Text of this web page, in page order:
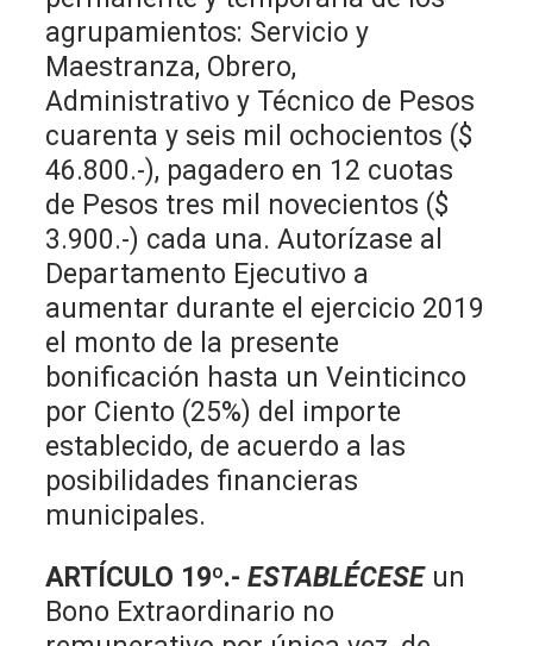
agrupamientos: Servicio y
Maestranza, Obrero,
Administrativo y Técnico de Pesos
cuarenta y seis mil ochocientos ($
46.800.-), pagadero en 12 cuotas
de Pesos tres mil novecientos ($
3.900.-) cada una. Autorízase al
Departamento Ejecutivo a
aumentar durante el ejercicio 2019
el monto de la presente
bonificación hasta un Veinticinco
por Ciento (25%) del importe
establecido, de acuerdo a las
posibilidades financieras
municipales.
ARTÍCULO 19º.- ESTABLÉCESE un
Bono Extraordinario no